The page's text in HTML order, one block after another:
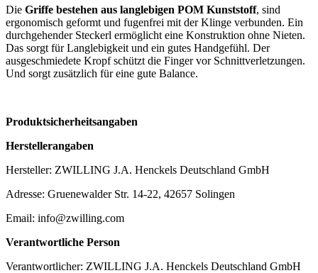
Die Griffe bestehen aus langlebigen POM Kunststoff, sind
ergonomisch geformt und fugenfrei mit der Klinge verbunden. Ein
durchgehender Steckerl ermöglicht eine Konstruktion ohne Nieten.
Das sorgt für Langlebigkeit und ein gutes Handgefühl. Der
ausgeschmiedete Kropf schützt die Finger vor Schnittverletzungen.
Und sorgt zusätzlich für eine gute Balance.
Produktsicherheitsangaben
Herstellerangaben
Hersteller: ZWILLING J.A. Henckels Deutschland GmbH
Adresse: Gruenewalder Str. 14-22, 42657 Solingen
Email: info@zwilling.com
Verantwortliche Person
Verantwortlicher: ZWILLING J.A. Henckels Deutschland GmbH